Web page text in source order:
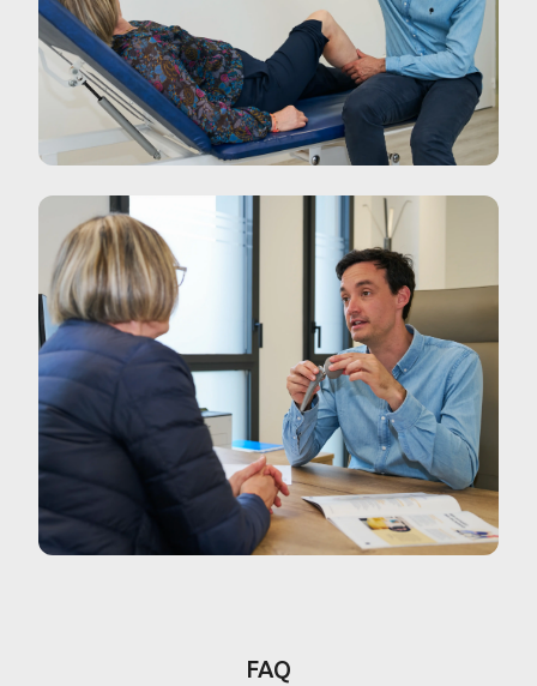
FAQ